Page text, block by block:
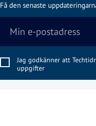
Få den senaste
Jag godkänner att
uppgifter